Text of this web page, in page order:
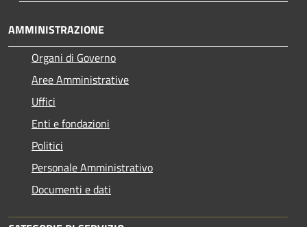
AMMINISTRAZIONE
Organi di Governo
Aree Amministrative
Uffici
Enti e fondazioni
Politici
Personale Amministrativo
Documenti e dati